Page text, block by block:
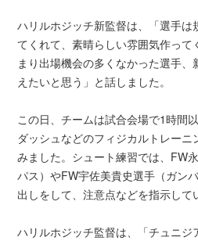
ハリルホジッチ新監督は、「選手は
てくれて、素晴らしい雰囲気作っ
まり出場機会の多くなかった選手
えたいと思う」と話しました。
この日、チームは試合会場で1時間
ダッシュなどのフィジカルトレーニ
みました。シュート練習では、FW
パス）やFW宇佐美貴史選手（ガン
出しをして、注意点などを指示して
ハリルホジッチ監督は、「チュニジ